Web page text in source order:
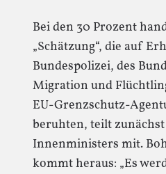
Bei den 30 Prozent
„Schätzung“, die auf
Bundespolizei, des
Migration und
EU-Grenzschutz-
beruhten, teilt
Innenministers mit.
kommt heraus: „Es